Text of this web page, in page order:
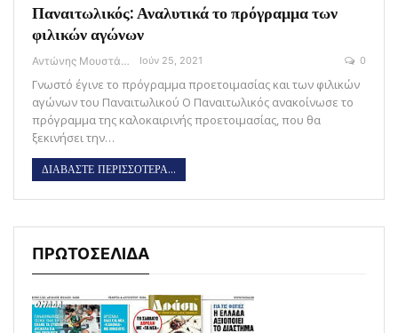
Παναιτωλικός: Αναλυτικά το πρόγραμμα των
φιλικών αγώνων
Αντώνης Μουστάκας Ιούν 25, 2021 0
Γνωστό έγινε το πρόγραμμα προετοιμασίας και των φιλικών
αγώνων του Παναιτωλικού Ο Παναιτωλικός ανακοίνωσε το
πρόγραμμα της καλοκαιρινής προετοιμασίας, που θα
ξεκινήσει την…
ΔΙΑΒΑΣΤΕ ΠΕΡΙΣΣΟΤΕΡΑ...
ΠΡΩΤΟΣΕΛΙΔΑ